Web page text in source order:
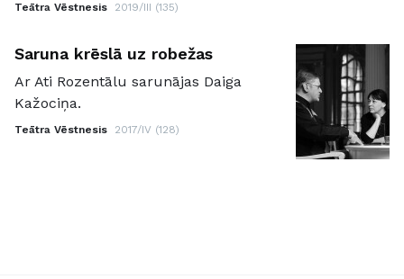
Teātra Vēstnesis 2019/III (135)
Saruna krēslā uz robežas
Ar Ati Rozentālu sarunājas Daiga
Kažociņa.
Teātra Vēstnesis 2017/IV (128)